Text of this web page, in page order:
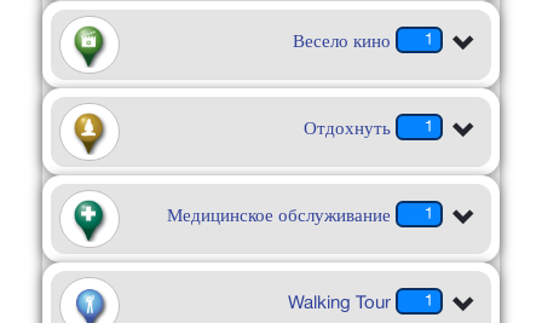
1
Весело кино
1
Отдохнуть
1
Медицинское обслуживание
1
Walking Tour